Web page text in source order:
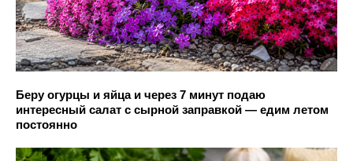
Беру огурцы и яйца и через 7 минут подаю
интересный салат с сырной заправкой — едим летом
постоянно